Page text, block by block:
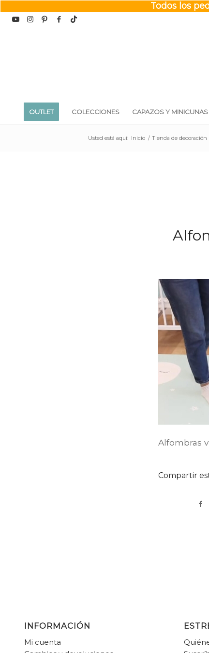
Todos los
OUTLET COLECCIONES CAPAZOS Y MINICUNAS
Usted está aquí: Inicio / Tienda de
Alfombras
Compartir
INFORMACIÓN
Mi cuenta